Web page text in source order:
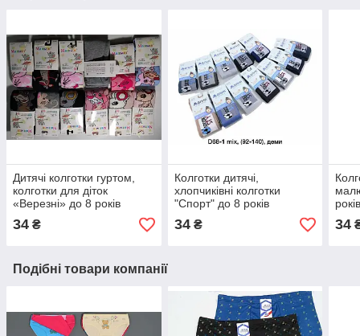
Дитячі колготки гуртом,
колготки для діток
«Верезні» до 8 років
(0803)
34 ₴
Колготки дитячі,
хлопчиківні колготки
"Спорт" до 8 років
34₴ 34
Подібні товари компанії